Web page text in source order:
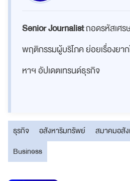
Senior Journalistถอดรหัสเศ
พฤติกรรมผู้บริโภค ย่อยเรื่องยาก
หาฯ อัปเดตเทรนด์ธุรกิจ
ธุรกิจ อสังหาริมทรัพย์ สมาคมอสั
Business